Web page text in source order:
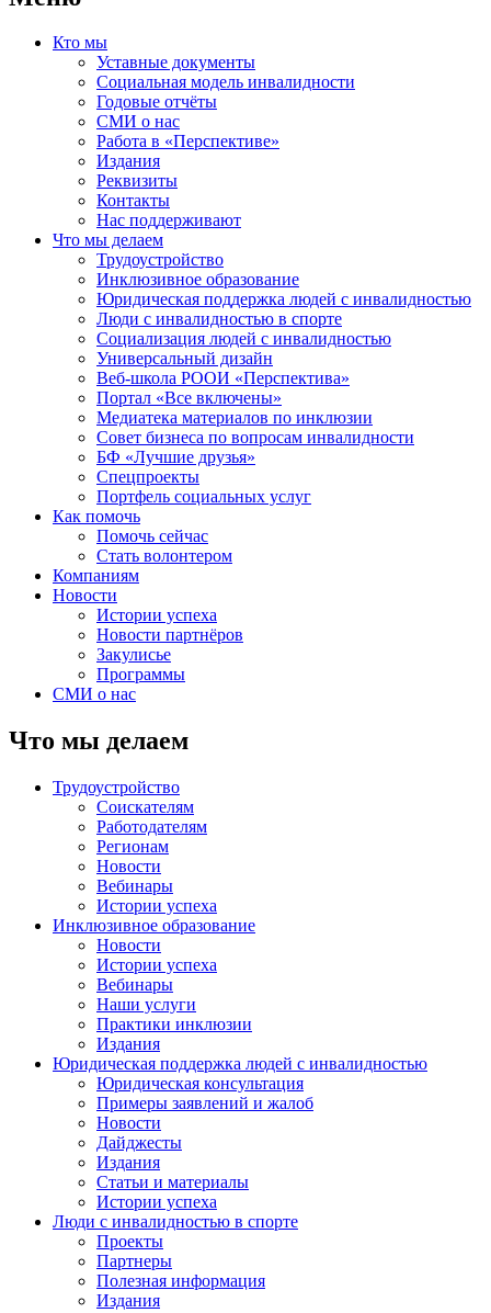
Кто мы
Уставные документы
Социальная модель инвалидности
Годовые отчёты
СМИ о нас
Работа в «Перспективе»
Издания
Реквизиты
Контакты
Нас поддерживают
Что мы делаем
Трудоустройство
Инклюзивное образование
Юридическая поддержка людей с инвалидностью
Люди с инвалидностью в спорте
Социализация людей с инвалидностью
Универсальный дизайн
Веб-школа РООИ «Перспектива»
Портал «Все включены»
Медиатека материалов по инклюзии
Совет бизнеса по вопросам инвалидности
БФ «Лучшие друзья»
Спецпроекты
Портфель социальных услуг
Как помочь
Помочь сейчас
Стать волонтером
Компаниям
Новости
Истории успеха
Новости партнёров
Закулисье
Программы
СМИ о нас
Что мы делаем
Трудоустройство
Соискателям
Работодателям
Регионам
Новости
Вебинары
Истории успеха
Инклюзивное образование
Новости
Истории успеха
Вебинары
Наши услуги
Практики инклюзии
Издания
Юридическая поддержка людей с инвалидностью
Юридическая консультация
Примеры заявлений и жалоб
Новости
Дайджесты
Издания
Статьи и материалы
Истории успеха
Люди с инвалидностью в спорте
Проекты
Партнеры
Полезная информация
Издания